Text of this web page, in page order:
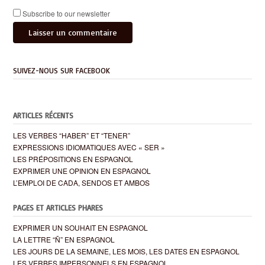
Subscribe to our newsletter
SUIVEZ-NOUS SUR FACEBOOK
ARTICLES RÉCENTS
LES VERBES “HABER” ET “TENER”
EXPRESSIONS IDIOMATIQUES AVEC « SER »
LES PRÉPOSITIONS EN ESPAGNOL
EXPRIMER UNE OPINION EN ESPAGNOL
L’EMPLOI DE CADA, SENDOS ET AMBOS
PAGES ET ARTICLES PHARES
EXPRIMER UN SOUHAIT EN ESPAGNOL
LA LETTRE “Ñ” EN ESPAGNOL
LES JOURS DE LA SEMAINE, LES MOIS, LES DATES EN ESPAGNOL
LES VERBES IMPERSONNELS EN ESPAGNOL